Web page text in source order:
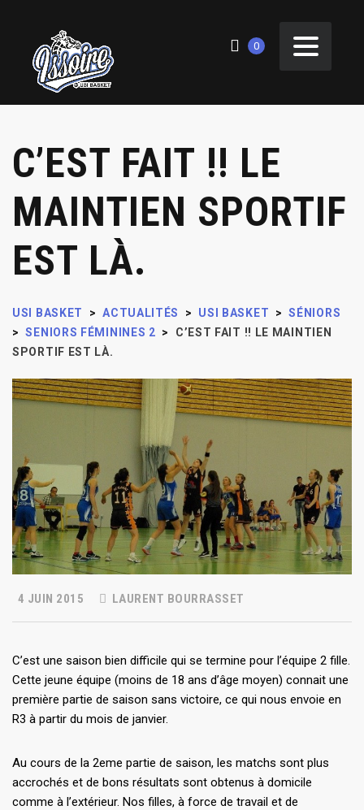
0
C’EST FAIT !! LE
MAINTIEN SPORTIF
EST LÀ.
USI BASKET > ACTUALITÉS > USI BASKET > SÉNIORS
> SENIORS FÉMININES 2 >
C’EST FAIT !! LE MAINTIEN
SPORTIF EST LÀ.
4 JUIN 2015 LAURENT BOURRASSET
C’est une saison bien difficile qui se termine pour l’équipe 2 fille.
Cette jeune équipe (moins de 18 ans d’âge moyen) connait une
première partie de saison sans victoire, ce qui nous envoie en
R3 à partir du mois de janvier.
Au cours de la 2eme partie de saison, les matchs sont plus
accrochés et de bons résultats sont obtenus à domicile
comme à l’extérieur. Nos filles, à force de travail et de